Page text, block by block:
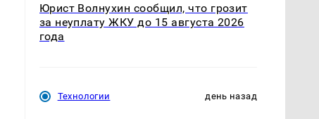
Юрист Волнухин сообщил, что грозит
за неуплату ЖКУ до 15 августа 2026
года
Технологии день назад